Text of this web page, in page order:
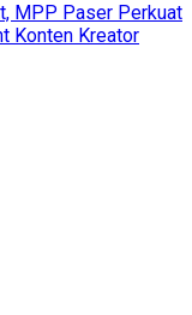
MPP Paser Perkuat
Konten Kreator